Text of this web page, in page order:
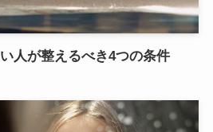
人が整えるべき4つの条件